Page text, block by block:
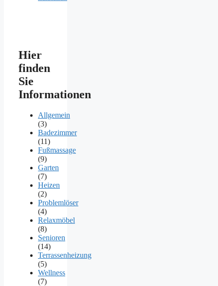
Hier
finden
Sie
Informationen
Allgemein
(3)
Badezimmer
(11)
Fußmassage
(9)
Garten
(7)
Heizen
(2)
Problemlöser
(4)
Relaxmöbel
(8)
Senioren
(14)
Terrassenheizung
(5)
Wellness
(7)